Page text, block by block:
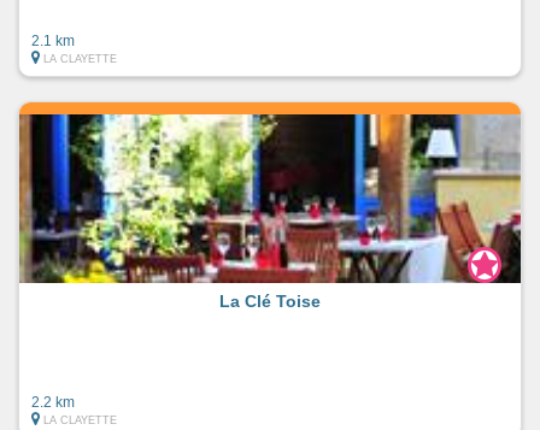
2.1 km
LA CLAYETTE
La Clé Toise
2.2 km
LA CLAYETTE